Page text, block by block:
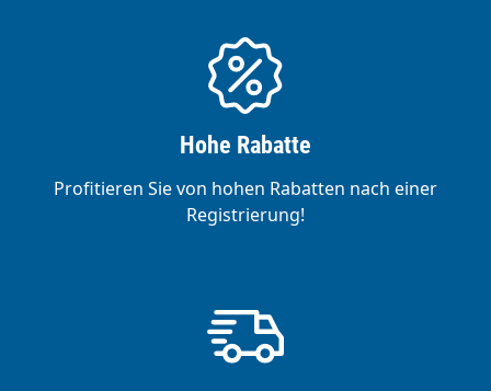
Hohe Rabatte
Profitieren Sie von hohen Rabatten nach einer
Registrierung!